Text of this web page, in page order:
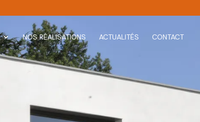
NOS RÉALISATIONS ACTUALITÉS CONTACT